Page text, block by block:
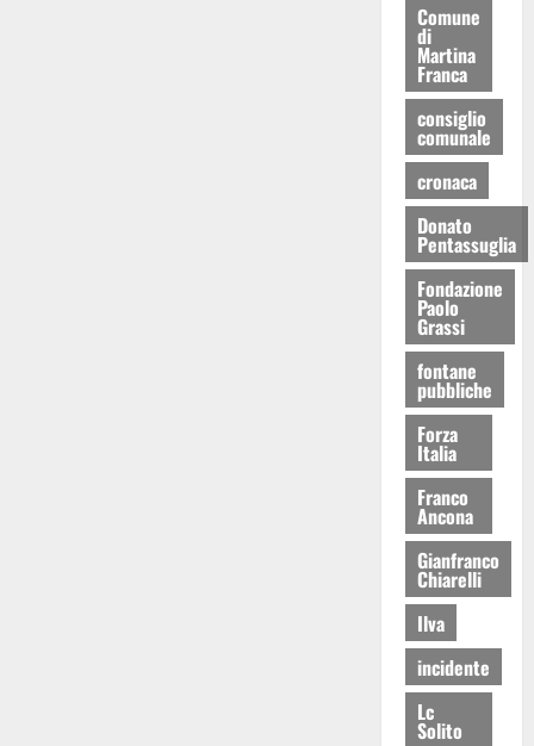
Comune
di
Martina
Franca
consiglio
comunale
cronaca
Donato
Pentassuglia
Fondazione
Paolo
Grassi
fontane
pubbliche
Forza
Italia
Franco
Ancona
Gianfranco
Chiarelli
Ilva
incidente
Lc
Solito